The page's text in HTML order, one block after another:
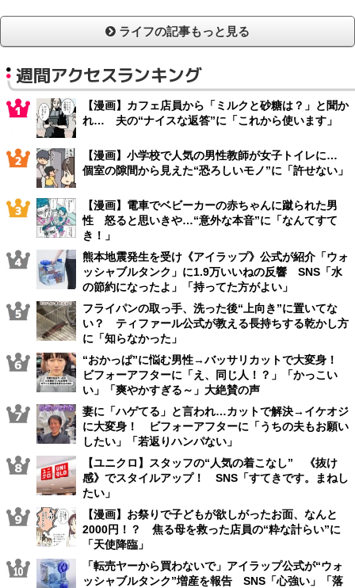
ライフの記事もっと見る
週間アクセスランキング
【漫画】カフェ店員から「ミルクと砂糖は？」と聞か
れ… 夫の“ナイスな返答”に「これから使います」
【漫画】小学校で人気の男性教師が女子トイレに…
個室の隙間から見えた“恐ろしいモノ”に「許せない」
【漫画】電車でベビーカーの赤ちゃんに蹴られた男
性 怒ると思いきや…“意外な本音”に「なんてすて
き！」
熊本地震発生を受け《アイラップ》公式が紹介「ウォ
ッシャブルタンク」に1.9万いいねの反響 SNS「水
の節約になったよ」「持ってた方がよい」
フライパンの取っ手、洗った後“上向き”に置いてな
い？ ティファール公式が教える長持ちする乾かし方
に「知らなかった」
“おかっぱ”に悩む男性→バッサリカットで大変身！
ビフォーアフターに「え、同じ人！？」「かっこい
い」「爽やかすぎる～」大絶賛の声
妻に「ハゲてる」と言われ…カットで解決→イケオジ
に大変身！ ビフォーアフターに「うちの夫もお願い
したい」「若返りハンパない」
【ユニクロ】スタッフの“人気の着こなし” 《抜け
感》でスタイルアップ！ SNS「すてきです。まねし
たい」
【漫画】お祭りで子どもが欲しがったお面、なんと
2000円！？ 焦る母を救った店員の“粋な計らい”に
「天使降臨」
「転売ヤーから買わないで」アイラップ公式が“ウォ
ッシャブルタンク”増産を報告 SNS「心強い」「落